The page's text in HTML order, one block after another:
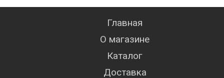
Главная
О магазине
Каталог
Доставка